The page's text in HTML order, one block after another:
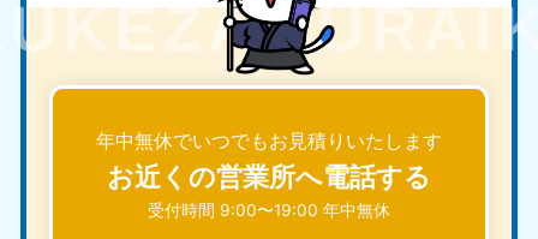
年中無休でいつでもお見積りいたします
お近くの営業所へ電話する
受付時間 9:00〜19:00 年中無休